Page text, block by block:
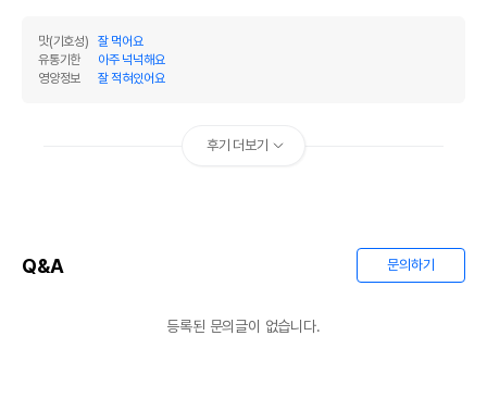
맛(기호성)
잘 먹어요
유통기한
아주 넉넉해요
영양정보
잘 적혀있어요
후기 더보기
Q&A 문의하기
등록된 문의글이 없습니다.